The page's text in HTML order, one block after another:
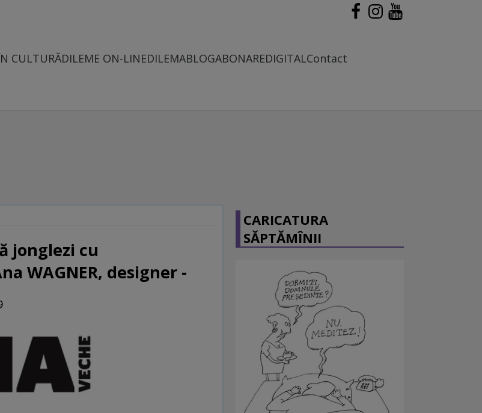
CULTURĂDILEME ON-LINEDILEMABLOGABONAREDIGITALContact
jonglezi cu
WAGNER, designer -
CARICATURA
SĂPTĂMÎNII